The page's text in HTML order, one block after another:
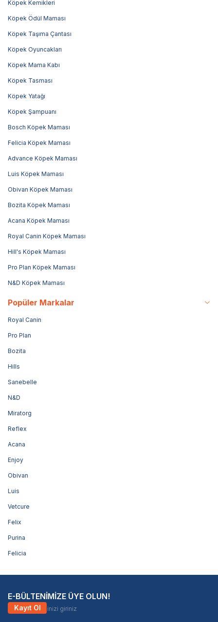
Köpek Kemikleri
Köpek Ödül Maması
Köpek Taşıma Çantası
Köpek Oyuncakları
Köpek Mama Kabı
Köpek Tasması
Köpek Yatağı
Köpek Şampuanı
Bosch Köpek Maması
Felicia Köpek Maması
Advance Köpek Maması
Luis Köpek Maması
Obivan Köpek Maması
Bozita Köpek Maması
Acana Köpek Maması
Royal Canin Köpek Maması
Hill's Köpek Maması
Pro Plan Köpek Maması
N&D Köpek Maması
Popüler Markalar
Royal Canin
Pro Plan
Bozita
Hills
Sanebelle
N&D
Miratorg
Reflex
Acana
Enjoy
Obivan
Luis
Vetcure
Felix
Purina
Felicia
E-BÜLTENİMİZE ÜYE OLUN!
Kayıt Ol